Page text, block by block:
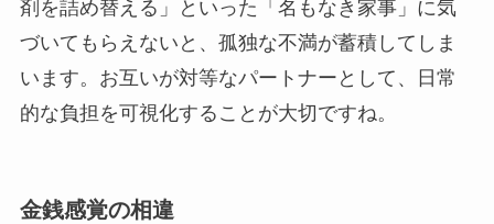
剤を詰め替える」といった「名もなき家事」に気
づいてもらえないと、孤独な不満が蓄積してしま
います。お互いが対等なパートナーとして、日常
的な負担を可視化することが大切ですね。
金銭感覚の相違